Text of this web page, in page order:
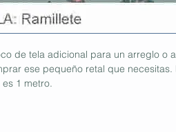
de tela adicional para un arreglo o
ese pequeño retal que necesitas.
1 metro.